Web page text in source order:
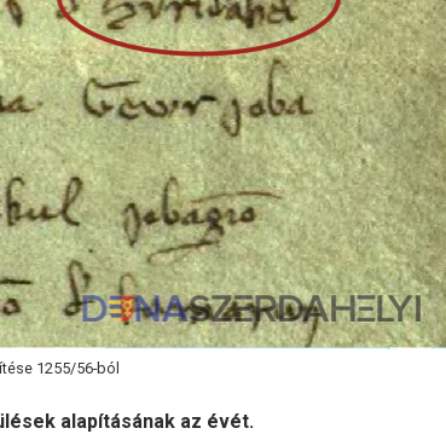
1255/56-ból
alapításának az évét.